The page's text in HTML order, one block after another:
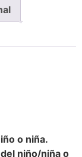
o niña.
niño/niña o